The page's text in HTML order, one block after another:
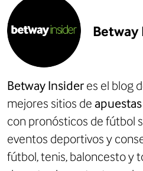
Betway Insideres el blog
mejores sitios de
con pronósticos de fútbol
eventos deportivos y
fútbol, tenis, baloncesto y